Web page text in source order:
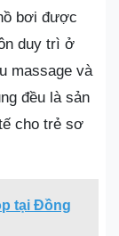
bơi được
duy trì ở
massage và
đều là sản
cho trẻ sơ
tại Đồng